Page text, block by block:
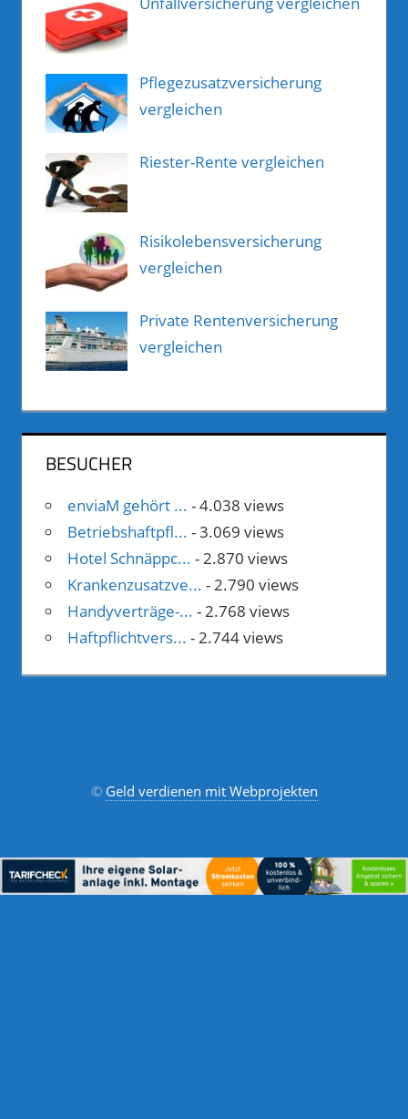
Pflegezusatzversicherung
vergleichen
Riester-Rente vergleichen
Risikolebensversicherung
vergleichen
Private Rentenversicherung
vergleichen
BESUCHER
enviaM gehört ... - 4.038 views
Betriebshaftpfl... - 3.069 views
Hotel Schnäppc... - 2.870 views
Krankenzusatzve... - 2.790 views
Handyverträge-... - 2.768 views
Haftpflichtvers... - 2.744 views
© Geld verdienen mit Webprojekten